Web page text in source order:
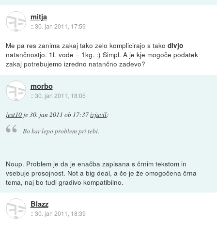
mitja
::30. jan 2011, 17:59
Me pa res zanima zakaj tako zelo komplicirajo s takodivjo
natančnostjo. 1L vode = 1kg. :) Simpl. A je kje mogoče podatek
zakaj potrebujemo izredno natančno zadevo?
morbo
::30. jan 2011, 18:05
jest10 je30. jan 2011 ob 17:37izjavil:
Bo kar lepo problem pri tebi.
Noup. Problem je da je enačba zapisana s črnim tekstom in
vsebuje prosojnost. Not a big deal, a če je že omogočena črna
tema, naj bo tudi gradivo kompatibilno.
Blazz
::30. jan 2011, 18:39